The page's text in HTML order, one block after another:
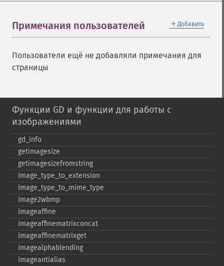
＋ Добавить
Примечания пользователей
Пользователи ещё не добавляли примечания для
страницы
Функции GD и функции для работы с
изображениями
gd_​info
getimagesize
getimagesizefromstring
image_​type_​to_​extension
image_​type_​to_​mime_​type
image2wbmp
imageaffine
imageaffinematrixconcat
imageaffinematrixget
imagealphablending
imageantialias